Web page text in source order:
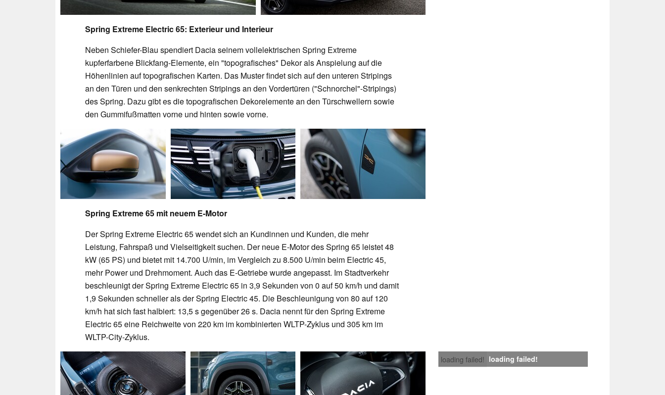
Spring Extreme Electric 65: Exterieur und Interieur
Neben Schiefer-Blau spendiert Dacia seinem vollelektrischen Spring Extreme
kupferfarbene Blickfang-Elemente, ein "topografisches" Dekor als Anspielung auf die
Höhenlinien auf topografischen Karten. Das Muster findet sich auf den unteren Stripings
an den Türen und den senkrechten Stripings an den Vordertüren ("Schnorchel"-Stripings)
des Spring. Dazu gibt es die topografischen Dekorelemente an den Türschwellern sowie
den Gummifußmatten vorne und hinten sowie vorne.
Spring Extreme 65 mit neuem E-Motor
Der Spring Extreme Electric 65 wendet sich an Kundinnen und Kunden, die mehr
Leistung, Fahrspaß und Vielseitigkeit suchen. Der neue E-Motor des Spring 65 leistet 48
kW (65 PS) und bietet mit 14.700 U/min, im Vergleich zu 8.500 U/min beim Electric 45,
mehr Power und Drehmoment. Auch das E-Getriebe wurde angepasst. Im Stadtverkehr
beschleunigt der Spring Extreme Electric 65 in 3,9 Sekunden von 0 auf 50 km/h und damit
1,9 Sekunden schneller als der Spring Electric 45. Die Beschleunigung von 80 auf 120
km/h hat sich fast halbiert: 13,5 s gegenüber 26 s. Dacia nennt für den Spring Extreme
Electric 65 eine Reichweite von 220 km im kombinierten WLTP-Zyklus und 305 km im
WLTP-City-Zyklus.
loading failed! loading failed!